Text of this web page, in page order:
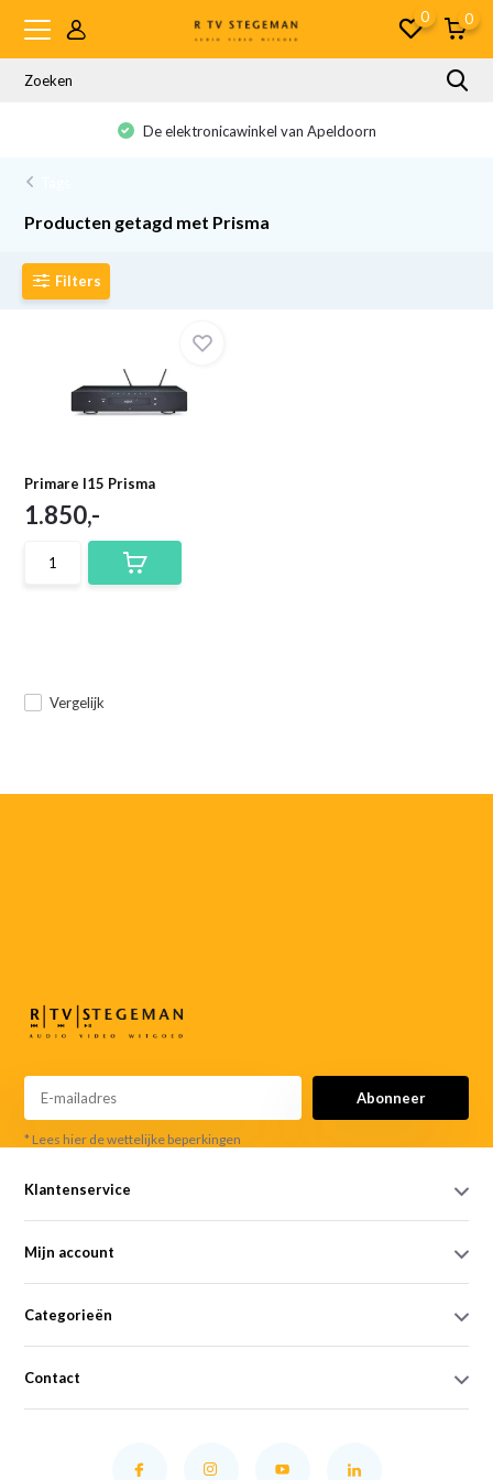
0 0
De elektronicawinkel van Apeldoorn
Producten getagd met Prisma
Filters
Primare I15 Prisma
Vergelijk
1.850,-
Abonneer
* Lees hier de wettelijke beperkingen
Klantenservice
Mijn account
Categorieën
Contact